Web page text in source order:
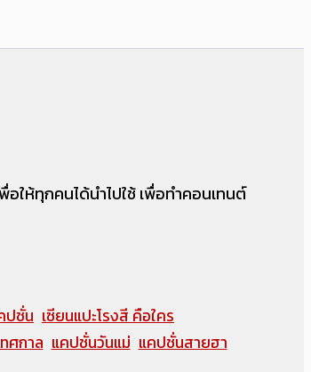
ให้ทุกคนได้นำไปใช้ เพื่อทำคอนเทนต์
ปชั่น เซียนแปะโรงสี คือใคร
ศกาล แคปชั่นวันแม่ แคปชั่นสายฮา